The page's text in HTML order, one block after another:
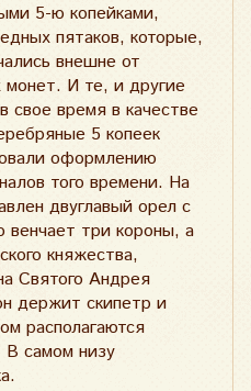
5-ю копейками,
пятаков, которые,
внешне от
И те, и другие
время в качестве
5 копеек
оформлению
того времени. На
двуглавый орел с
венчает три короны, а
княжества,
Святого Андрея
держит скипетр и
располагаются
В самом низу